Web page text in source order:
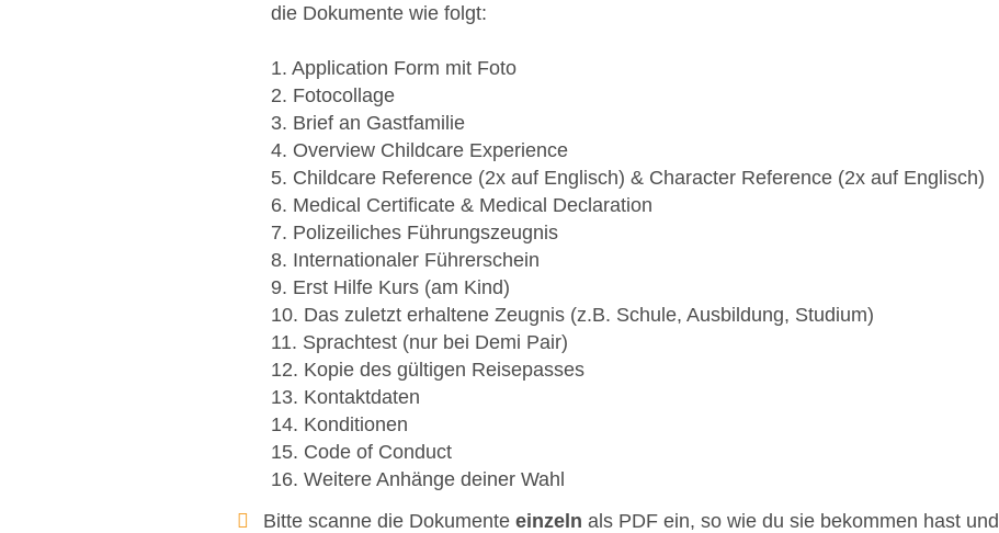
die Dokumente wie folgt:
1. Application Form mit Foto
2. Fotocollage
3. Brief an Gastfamilie
4. Overview Childcare Experience
5. Childcare Reference (2x auf Englisch) & Character Reference (2x auf Englisch)
6. Medical Certificate & Medical Declaration
7. Polizeiliches Führungszeugnis
8. Internationaler Führerschein
9. Erst Hilfe Kurs (am Kind)
10. Das zuletzt erhaltene Zeugnis (z.B. Schule, Ausbildung, Studium)
11. Sprachtest (nur bei Demi Pair)
12. Kopie des gültigen Reisepasses
13. Kontaktdaten
14. Konditionen
15. Code of Conduct
16. Weitere Anhänge deiner Wahl
Bitte scanne die Dokumente einzeln als PDF ein, so wie du sie bekommen hast und